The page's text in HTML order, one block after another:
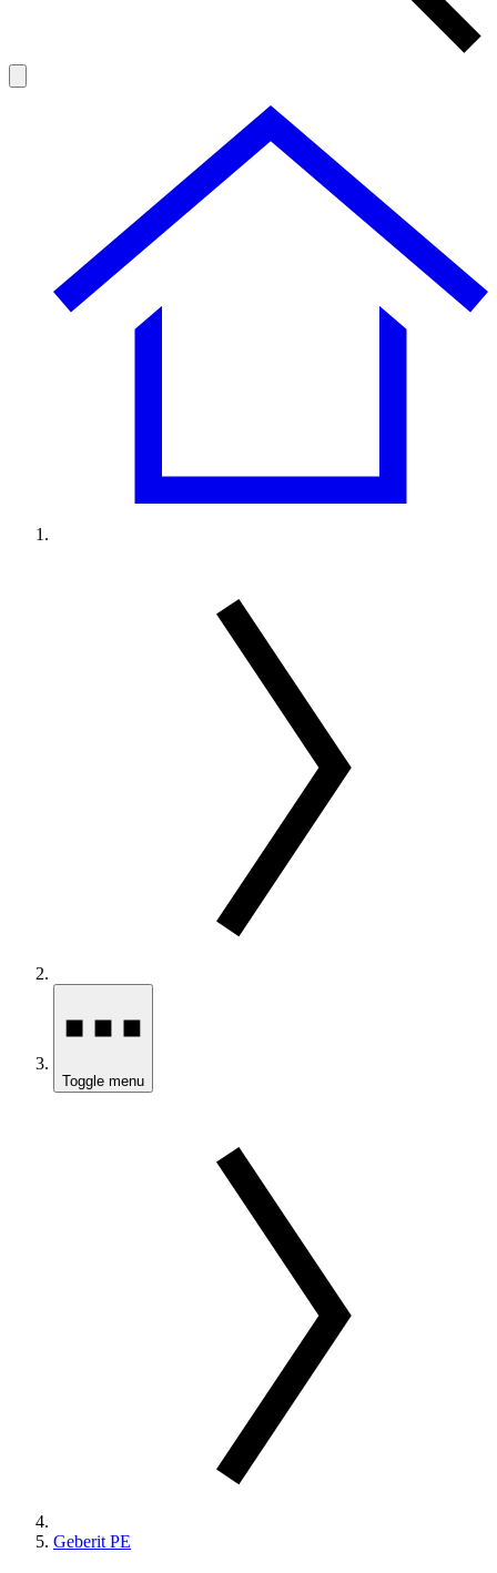
Toggle menu
Geberit PE